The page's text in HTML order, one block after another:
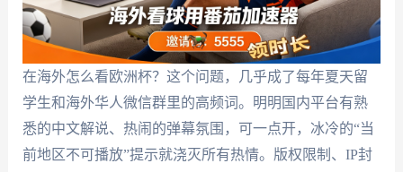
在海外怎么看欧洲杯？这个问题，几乎成了每年夏天留
学生和海外华人微信群里的高频词。明明国内平台有熟
悉的中文解说、热闹的弹幕氛围，可一点开，冰冷的“当
前地区不可播放”提示就浇灭所有热情。版权限制、IP封